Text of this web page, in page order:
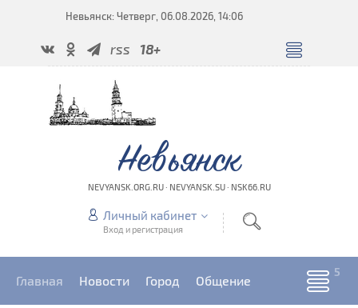
Невьянск: Четверг, 06.08.2026, 14:06
rss 18+
Невьянск
NEVYANSK.ORG.RU · NEVYANSK.SU · NSK66.RU
Личный кабинет
Вход и регистрация
Главная Новости Город Общение